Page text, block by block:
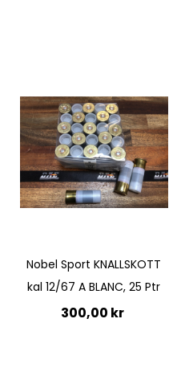
Quickview
Nobel Sport KNALLSKOTT
kal 12/67 A BLANC, 25 Ptr
300,00 kr